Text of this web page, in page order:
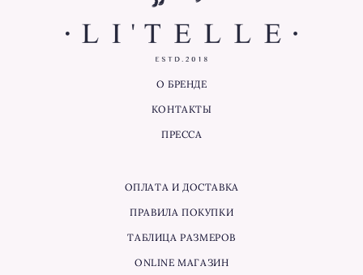
О БРЕНДЕ
КОНТАКТЫ
ПРЕССА
ОПЛАТА И ДОСТАВКА
ПРАВИЛА ПОКУПКИ
ТАБЛИЦА РАЗМЕРОВ
ONLINE МАГАЗИН